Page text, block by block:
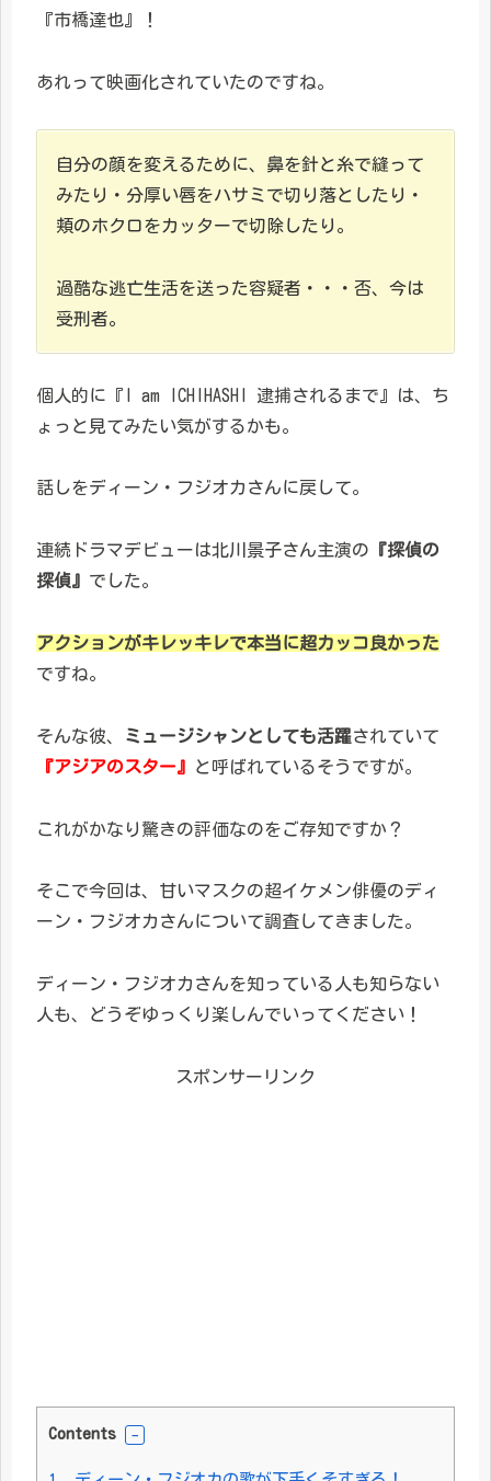
『市橋達也』！
あれって映画化されていたのですね。
自分の顔を変えるために、鼻を針と糸で縫って
みたり・分厚い唇をハサミで切り落としたり・
頬のホクロをカッターで切除したり。
過酷な逃亡生活を送った容疑者・・・否、今は
受刑者。
個人的に『I am ICHIHASHI 逮捕されるまで』は、ち
ょっと見てみたい気がするかも。
話しをディーン・フジオカさんに戻して。
連続ドラマデビューは北川景子さん主演の 『探偵の
探偵』 でした。
アクションがキレッキレで本当に超カッコ良かった
ですね。
そんな彼、 ミュージシャンとしても活躍されていて
『アジアのスター』
と呼ばれているそうですが。
これがかなり驚きの評価なのをご存知ですか？
そこで今回は、甘いマスクの超イケメン俳優のディ
ーン・フジオカさんについて調査してきました。
ディーン・フジオカさんを知っている人も知らない
人も、どうぞゆっくり楽しんでいってください！
スポンサーリンク
Contents